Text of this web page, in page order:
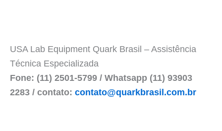
USA Lab Equipment Quark Brasil – Assistência
Técnica Especializada
Fone: (11) 2501-5799 / Whatsapp (11) 93903
2283 / contato: contato@quarkbrasil.com.br